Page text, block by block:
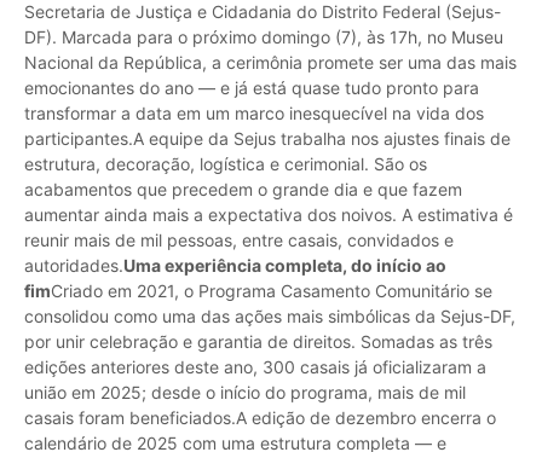
Secretaria de Justiça e Cidadania do Distrito Federal (Sejus-
DF). Marcada para o próximo domingo (7), às 17h, no Museu
Nacional da República, a cerimônia promete ser uma das mais
emocionantes do ano — e já está quase tudo pronto para
transformar a data em um marco inesquecível na vida dos
participantes.A equipe da Sejus trabalha nos ajustes finais de
estrutura, decoração, logística e cerimonial. São os
acabamentos que precedem o grande dia e que fazem
aumentar ainda mais a expectativa dos noivos. A estimativa é
reunir mais de mil pessoas, entre casais, convidados e
autoridades.Uma experiência completa, do início ao
fimCriado em 2021, o Programa Casamento Comunitário se
consolidou como uma das ações mais simbólicas da Sejus-DF,
por unir celebração e garantia de direitos. Somadas as três
edições anteriores deste ano, 300 casais já oficializaram a
união em 2025; desde o início do programa, mais de mil
casais foram beneficiados.A edição de dezembro encerra o
calendário de 2025 com uma estrutura completa — e